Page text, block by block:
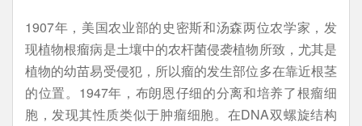
1907年，美国农业部的史密斯和汤森两位农学家，发
现植物根瘤病是土壤中的农杆菌侵袭植物所致，尤其是
植物的幼苗易受侵犯，所以瘤的发生部位多在靠近根茎
的位置。1947年，布朗恩仔细的分离和培养了根瘤细
胞，发现其性质类似于肿瘤细胞。在DNA双螺旋结构